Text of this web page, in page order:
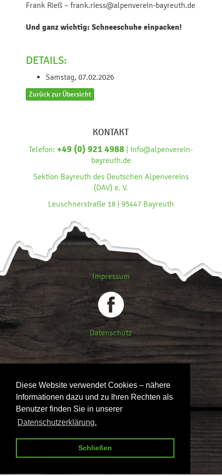
Diese Website verwendet Cookies – nähere
Informationen dazu und zu Ihren Rechten als
Benutzer finden Sie in unserer
Datenschutzerklärung.
Schließen
Frank Rieß – frank.riess@alpenverein-bayreuth.de
Und ganz wichtig: Schneeschuhe einpacken!
DETAILS:
Samstag, 07.02.2026
Zurück zur Übersicht
KONTAKT
Telefon: +49 (0) 921 4988 | info@alpenverein-
bayreuth.de
Sektion Bayreuth des Deutschen Alpenvereins
(DAV) e. V.
Leuschnerstraße 18 | 95447 Bayreuth
Impressum
Datenschutz